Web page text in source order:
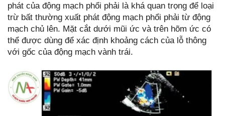
phát của động mạch phổi phải là khá quan trọng để loại
trừ bất thường xuất phát động mạch phổi phải từ động
mạch chủ lên. Mặt cắt dưới mũi ức và trên hõm ức có
thể được dùng để xác định khoảng cách của lỗ thông
với gốc của động mạch vành trái.